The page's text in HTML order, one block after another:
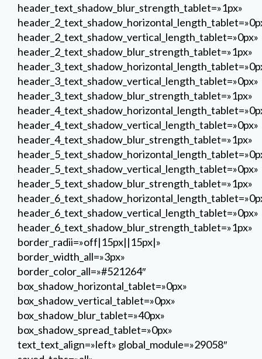
header_text_shadow_blur_strength_tablet=»1px»
header_2_text_shadow_vertical_length_tablet=»0px»
header_2_text_shadow_blur_strength_tablet=»1px»
header_3_text_shadow_vertical_length_tablet=»0px»
header_3_text_shadow_blur_strength_tablet=»1px»
header_4_text_shadow_vertical_length_tablet=»0px»
header_4_text_shadow_blur_strength_tablet=»1px»
header_5_text_shadow_vertical_length_tablet=»0px»
header_5_text_shadow_blur_strength_tablet=»1px»
header_6_text_shadow_vertical_length_tablet=»0px»
header_6_text_shadow_blur_strength_tablet=»1px»
border_radii=»off|15px||15px|»
border_width_all=»3px»
border_color_all=»#521264″
box_shadow_horizontal_tablet=»0px»
box_shadow_vertical_tablet=»0px»
box_shadow_blur_tablet=»40px»
box_shadow_spread_tablet=»0px»
text_text_align=»left» global_module=»29058″